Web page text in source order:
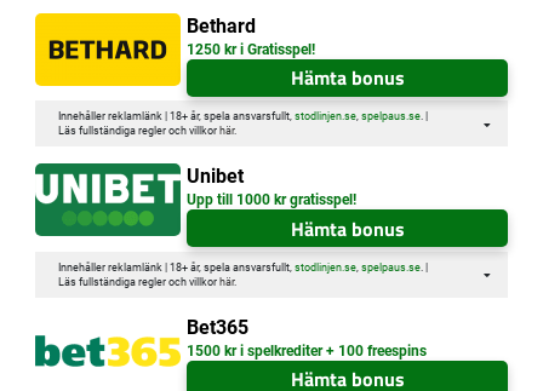
Bethard
1250 kr i Gratisspel!
Hämta bonus
Innehåller reklamlänk | 18+ år, spela ansvarsfullt, stodlinjen.se, spelpaus.se. |
Läs fullständiga regler och villkor här.
Unibet
Upp till 1000 kr gratisspel!
Hämta bonus
Innehåller reklamlänk | 18+ år, spela ansvarsfullt, stodlinjen.se, spelpaus.se. |
Läs fullständiga regler och villkor här.
Bet365
1500 kr i spelkrediter + 100 freespins
Hämta bonus